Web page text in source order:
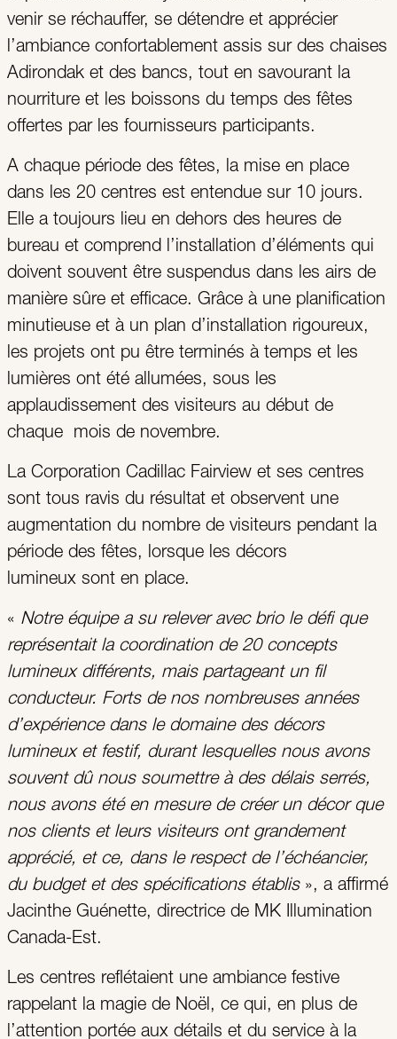
venir se réchauffer, se détendre et apprécier
l’ambiance confortablement assis sur des chaises
Adirondak et des bancs, tout en savourant la
nourriture et les boissons du temps des fêtes
offertes par les fournisseurs participants.
A chaque période des fêtes, la mise en place
dans les 20 centres est entendue sur 10 jours.
Elle a toujours lieu en dehors des heures de
bureau et comprend l’installation d’éléments qui
doivent souvent être suspendus dans les airs de
manière sûre et efficace. Grâce à une planification
minutieuse et à un plan d’installation rigoureux,
les projets ont pu être terminés à temps et les
lumières ont été allumées, sous les
applaudissement des visiteurs au début de
chaque mois de novembre.
La Corporation Cadillac Fairview et ses centres
sont tous ravis du résultat et observent une
augmentation du nombre de visiteurs pendant la
période des fêtes, lorsque les décors
lumineux sont en place.
« Notre équipe a su relever avec brio le défi que
représentait la coordination de 20 concepts
lumineux différents, mais partageant un fil
conducteur. Forts de nos nombreuses années
d’expérience dans le domaine des décors
lumineux et festif, durant lesquelles nous avons
souvent dû nous soumettre à des délais serrés,
nous avons été en mesure de créer un décor que
nos clients et leurs visiteurs ont grandement
apprécié, et ce, dans le respect de l’échéancier,
du budget et des spécifications établis», a affirmé
Jacinthe Guénette, directrice de MK Illumination
Canada-Est.
Les centres reflétaient une ambiance festive
rappelant la magie de Noël, ce qui, en plus de
l’attention portée aux détails et du service à la